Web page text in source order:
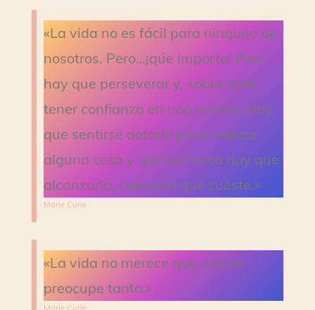
«La vida no es fácil para ninguno de
nosotros. Pero…¡qúe importa! Pero
hay que perseverar y, sobre todo,
tener confianza en uno mismo. Hay
que sentirse dotado para realizar
alguna cosa y que esa cosa hay que
alcanzarla, cueste lo que cueste.»
Marie Curie
«La vida no merece que uno se
preocupe tanto.»
Marie Curie.